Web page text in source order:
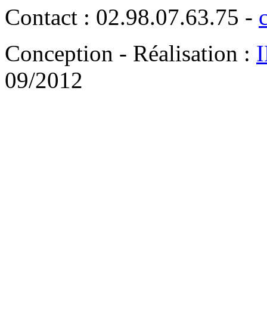
Contact : 02.98.07.63.75 -
Conception - Réalisation :
09/2012